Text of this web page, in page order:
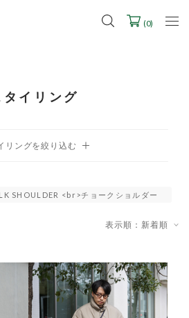
ランドセル受注会スケジュール
(0)
タイリング
SHOULDER <br>チョークショルダー
表示順：新着順